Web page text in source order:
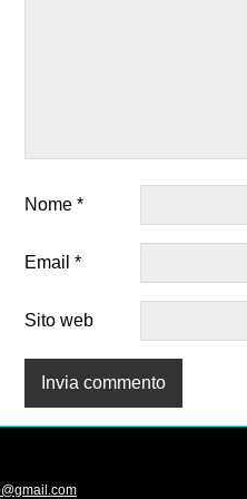
Nome *
Email *
Sito web